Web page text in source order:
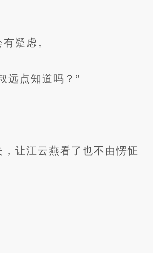
疑虑。
远点知道吗？”
让江云燕看了也不由愣怔